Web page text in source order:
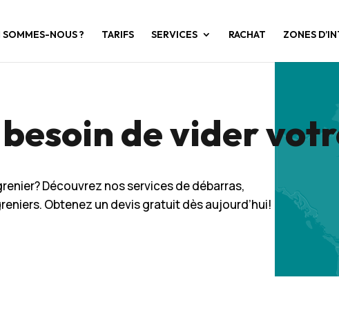
SOMMES-NOUS ? TARIFS SERVICES RACHAT ZONES
besoin de vider
Découvrez nos services de débarras,
Obtenez un devis gratuit dès aujourd’hui!